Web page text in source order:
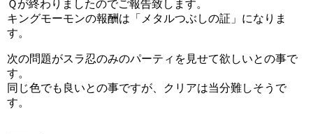
Ｑが終わりましたのでご報告致します。
キングモーモンの報酬は「メタルつぶしの証」になりま
す。
次の問題がスラ忍のみのパーティを見せて欲しいとの事で
す。
同じ色でも良いとの事ですが、クリアは当分難しそうで
す。